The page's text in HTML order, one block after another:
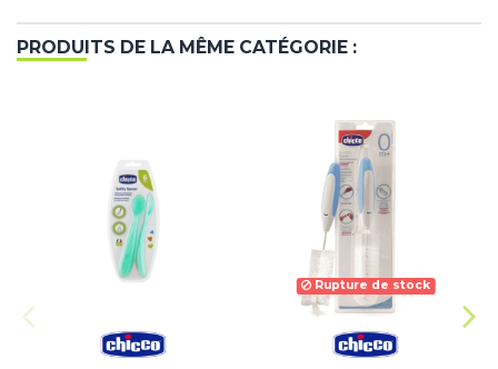
PRODUITS DE LA MÊME CATÉGORIE :
Rupture de stock